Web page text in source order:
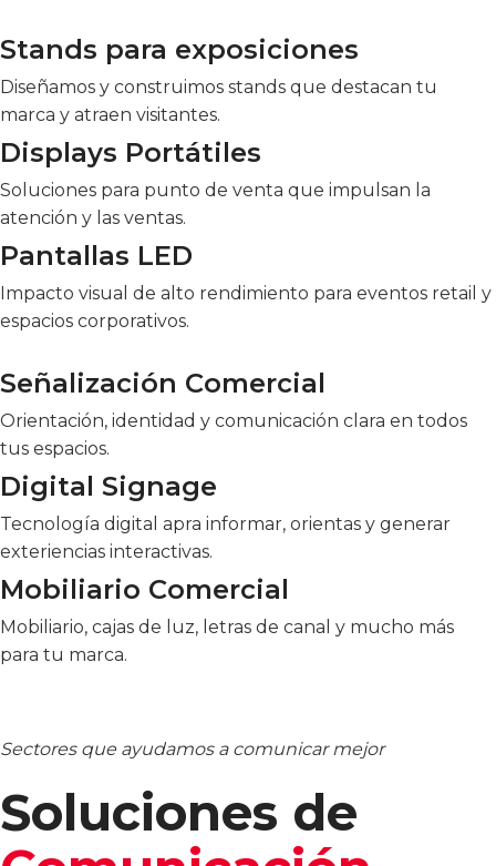
Stands para exposiciones
Diseñamos y construimos stands que destacan tu
marca y atraen visitantes.
Displays Portátiles
Soluciones para punto de venta que impulsan la
atención y las ventas.
Pantallas LED
Impacto visual de alto rendimiento para eventos retail y
espacios corporativos.
Señalización Comercial
Orientación, identidad y comunicación clara en todos
tus espacios.
Digital Signage
Tecnología digital apra informar, orientas y generar
exteriencias interactivas.
Mobiliario Comercial
Mobiliario, cajas de luz, letras de canal y mucho más
para tu marca.
Sectores que ayudamos a comunicar mejor
Soluciones de